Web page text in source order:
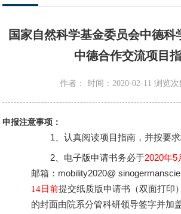
国家自然科学基金委员会中德科
中德合作交流项目
作者： 时间：2020-02-11 浏览次
申报注意事项：
1 、认真阅读项目指南，并按要
2 、电子版申请书务必于2020年5
邮箱：mobility2020@
14日前提交纸质版申请书（双面打印
的封面由院系分管科研领导签字并加